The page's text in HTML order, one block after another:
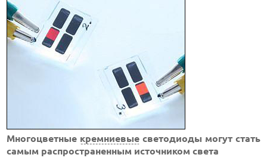
Многоцветные кремниевые светодиоды могут стать
самым распространенным источником света